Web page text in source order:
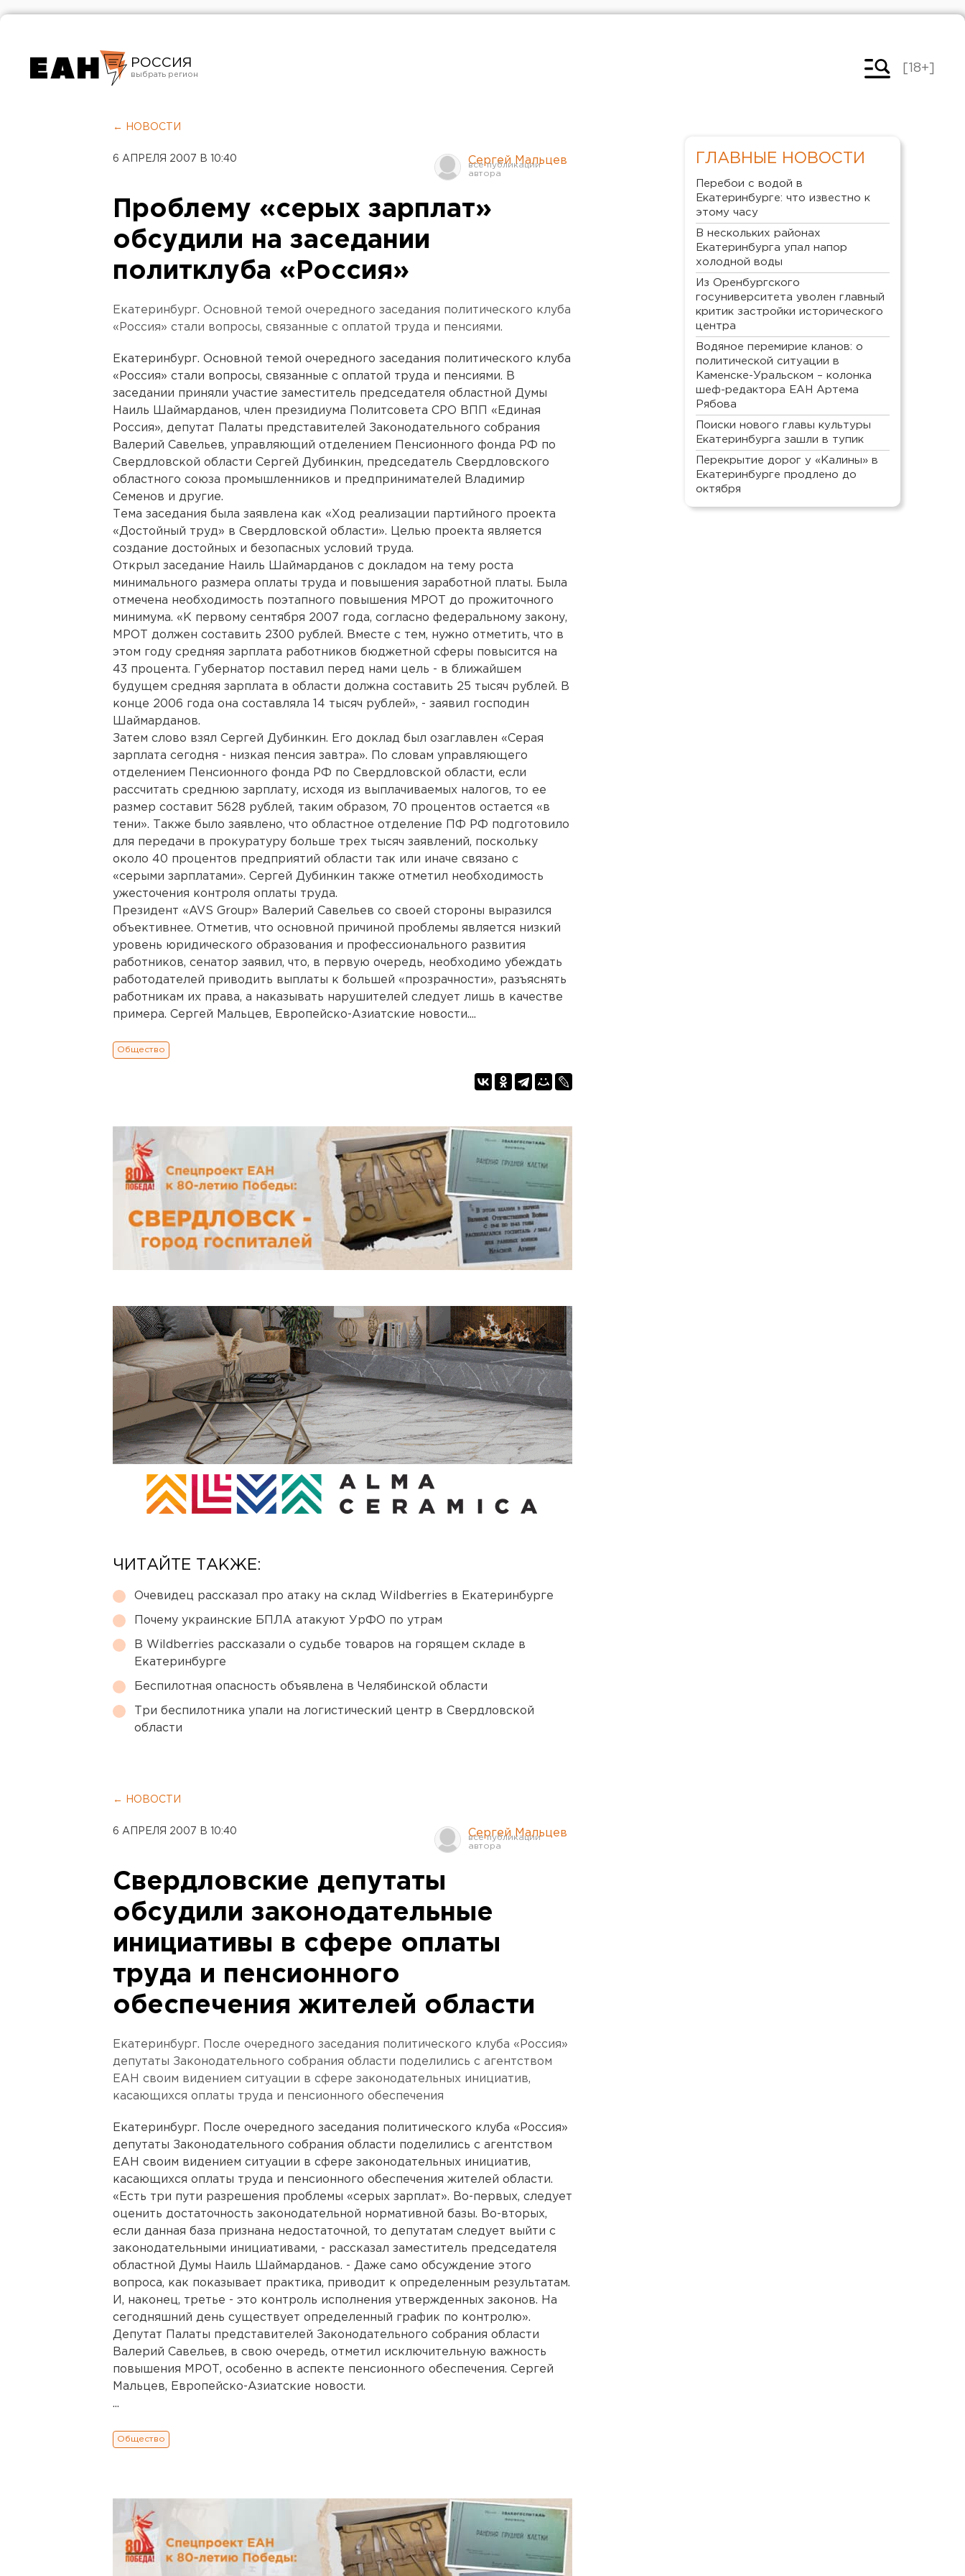
РОССИЯ
Челябинск
[18+]
← НОВОСТИ
6 АПРЕЛЯ 2007 В 10:40 Сергей Мальцев
Проблему «серых зарплат»
обсудили на заседании
политклуба «Россия»
Екатеринбург. Основной темой очередного заседания политического клуба
«Россия» стали вопросы, связанные с оплатой труда и пенсиями.
Екатеринбург. Основной темой очередного заседания политического клуба
«Россия» стали вопросы, связанные с оплатой труда и пенсиями. В
заседании приняли участие заместитель председателя областной Думы
Наиль Шаймарданов, член президиума Политсовета СРО ВПП «Единая
Россия», депутат Палаты представителей Законодательного собрания
Валерий Савельев, управляющий отделением Пенсионного фонда РФ по
Свердловской области Сергей Дубинкин, председатель Свердловского
областного союза промышленников и предпринимателей Владимир
Семенов и другие.
Тема заседания была заявлена как «Ход реализации партийного проекта
«Достойный труд» в Свердловской области». Целью проекта является
создание достойных и безопасных условий труда.
Открыл заседание Наиль Шаймарданов с докладом на тему роста
минимального размера оплаты труда и повышения заработной платы. Была
отмечена необходимость поэтапного повышения МРОТ до прожиточного
минимума. «К первому сентября 2007 года, согласно федеральному закону,
МРОТ должен составить 2300 рублей. Вместе с тем, нужно отметить, что в
этом году средняя зарплата работников бюджетной сферы повысится на
43 процента. Губернатор поставил перед нами цель - в ближайшем
будущем средняя зарплата в области должна составить 25 тысяч рублей. В
конце 2006 года она составляла 14 тысяч рублей», - заявил господин
Шаймарданов.
Затем слово взял Сергей Дубинкин. Его доклад был озаглавлен «Серая
зарплата сегодня - низкая пенсия завтра». По словам управляющего
отделением Пенсионного фонда РФ по Свердловской области, если
рассчитать среднюю зарплату, исходя из выплачиваемых налогов, то ее
размер составит 5628 рублей, таким образом, 70 процентов остается «в
тени». Также было заявлено, что областное отделение ПФ РФ подготовило
для передачи в прокуратуру больше трех тысяч заявлений, поскольку
около 40 процентов предприятий области так или иначе связано с
«серыми зарплатами». Сергей Дубинкин также отметил необходимость
ужесточения контроля оплаты труда.
Президент «AVS Group» Валерий Савельев со своей стороны выразился
объективнее. Отметив, что основной причиной проблемы является низкий
уровень юридического образования и профессионального развития
работников, сенатор заявил, что, в первую очередь, необходимо убеждать
работодателей приводить выплаты к большей «прозрачности», разъяснять
работникам их права, а наказывать нарушителей следует лишь в качестве
примера. Сергей Мальцев, Европейско-Азиатские новости....
Общество
ЧИТАЙТЕ ТАКЖЕ:
Очевидец рассказал про атаку на склад Wildberries в Екатеринбурге
Почему украинские БПЛА атакуют УрФО по утрам
В Wildberries рассказали о судьбе товаров на горящем складе в
Екатеринбурге
Беспилотная опасность объявлена в Челябинской области
Три беспилотника упали на логистический центр в Свердловской
области
← НОВОСТИ
6 АПРЕЛЯ 2007 В 10:40 Сергей Мальцев
Свердловские депутаты
обсудили законодательные
инициативы в сфере оплаты
труда и пенсионного
обеспечения жителей области
Екатеринбург. После очередного заседания политического клуба «Россия»
депутаты Законодательного собрания области поделились с агентством
ЕАН своим видением ситуации в сфере законодательных инициатив,
касающихся оплаты труда и пенсионного обеспечения
Екатеринбург. После очередного заседания политического клуба «Россия»
депутаты Законодательного собрания области поделились с агентством
ЕАН своим видением ситуации в сфере законодательных инициатив,
касающихся оплаты труда и пенсионного обеспечения жителей области.
«Есть три пути разрешения проблемы «серых зарплат». Во-первых, следует
оценить достаточность законодательной нормативной базы. Во-вторых,
если данная база признана недостаточной, то депутатам следует выйти с
законодательными инициативами, - рассказал заместитель председателя
областной Думы Наиль Шаймарданов. - Даже само обсуждение этого
вопроса, как показывает практика, приводит к определенным результатам.
И, наконец, третье - это контроль исполнения утвержденных законов. На
сегодняшний день существует определенный график по контролю».
Депутат Палаты представителей Законодательного собрания области
Валерий Савельев, в свою очередь, отметил исключительную важность
повышения МРОТ, особенно в аспекте пенсионного обеспечения. Сергей
Мальцев, Европейско-Азиатские новости.
...
Общество
ГЛАВНЫЕ НОВОСТИ
Перебои с водой в
Екатеринбурге: что известно к
этому часу
В нескольких районах
Екатеринбурга упал напор
холодной воды
Из Оренбургского
госуниверситета уволен главный
критик застройки исторического
центра
Водяное перемирие кланов: о
политической ситуации в
Каменске-Уральском – колонка
шеф-редактора ЕАН Артема
Рябова
Поиски нового главы культуры
Екатеринбурга зашли в тупик
Перекрытие дорог у «Калины» в
Екатеринбурге продлено до
октября